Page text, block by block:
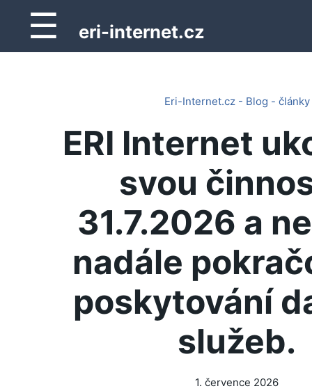
☰ eri-internet.cz
Eri-Internet.cz - Blog - články
ERI Internet
svou
31.7.2026 a
nadále
poskytování
služeb.
1. července 2026